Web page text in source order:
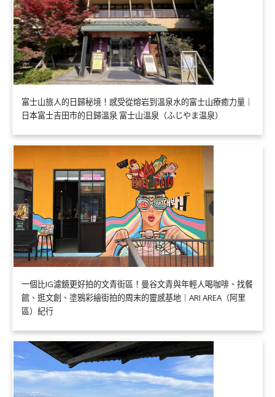
富士山旅人的日歸秘境！感受從熔岩到溫泉水的富士山療癒力量｜
日本富士吉田市的日歸溫泉 富士山溫泉（ふじやま温泉）
一個比IG濾鏡更好拍的文青街區！曼谷文青與年輕人喝咖啡、找餐
館、逛文創、塗鴉彩繪街拍的周末的靈感基地｜ARI AREA（阿里
區）紀行